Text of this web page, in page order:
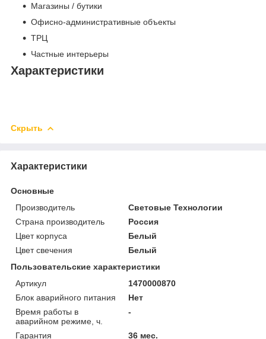
Магазины / бутики
Офисно-административные объекты
ТРЦ
Частные интерьеры
Характеристики
Скрыть
Характеристики
Основные
Производитель
Световые Технологии
Страна производитель
Россия
Цвет корпуса
Белый
Цвет свечения
Белый
Пользовательские характеристики
Артикул
1470000870
Блок аварийного питания
Нет
Время работы в
аварийном режиме, ч.
-
Гарантия 36 мес.